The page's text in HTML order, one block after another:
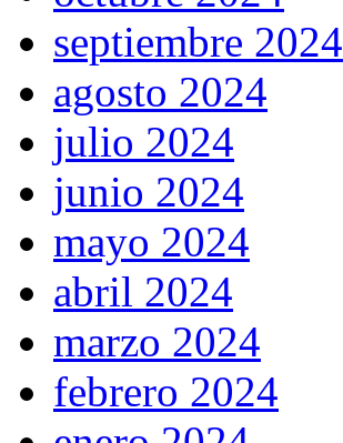
septiembre 2024
agosto 2024
julio 2024
junio 2024
mayo 2024
abril 2024
marzo 2024
febrero 2024